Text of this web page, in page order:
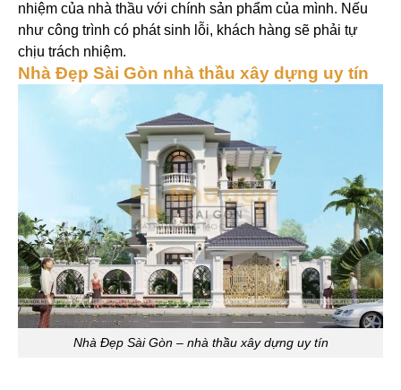
nhiệm của nhà thầu với chính sản phẩm của mình. Nếu
như công trình có phát sinh lỗi, khách hàng sẽ phải tự
chịu trách nhiệm.
Nhà Đẹp Sài Gòn nhà thầu xây dựng uy tín
Nhà Đẹp Sài Gòn – nhà thầu xây dựng uy tín